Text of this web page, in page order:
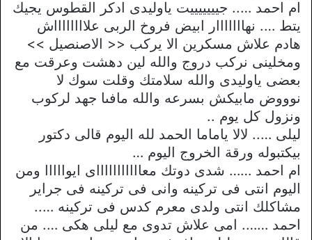
ام احمد ….. جيييييييت ياوليدى ادكر القطوس يجيك
يتط …. نهااااااار ابيض فروخ الربى علااااااااش
هادم علاش مسكرين الا يركب << الاصنصيل >>
ومخلينى نركب دروج والله لين دهشت وعرقت مع
بعضى ياوليدى والله سلامتك وقلت سوك لا
نوووض مابيكش بسرعه والله مافىا جهد لركوب
ونزول كل يوم ..
ليلى ….. لالا ياماما الحمد لله اليوم قالى دكتور
بيكتبوله ورقة الخروج اليوم …
ام احمد …… شدى دوتك معاااااااااااى ايوااااا ومن
اليوم انتى فى تركينه وانى فى تركينه فى جراير
مشاكلك انتى ولدى معرم كدس فى تركينه …..
احمد ……. امى علاش تدوى مع ليلى هكى …. من